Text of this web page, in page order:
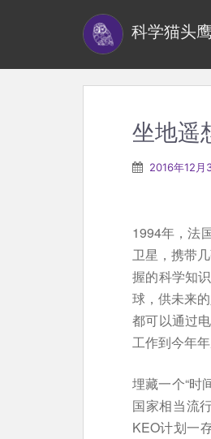
科学猫头鹰
坐地遥
2016年12月
1994年，法
卫星，携带
握的科学知
球，供未来
都可以通过
工作到今年
埋藏一个“时
国家相当流
KEO计划一